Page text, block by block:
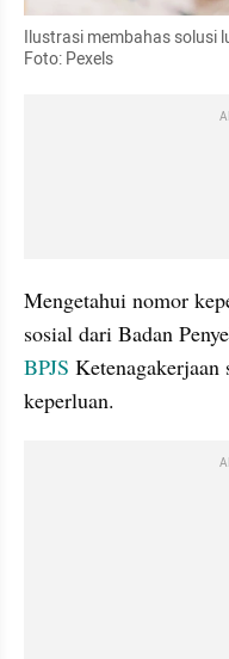
Ilustrasi membahas solusi
Foto: Pexels
Mengetahui nomor
BPJS
keperluan.